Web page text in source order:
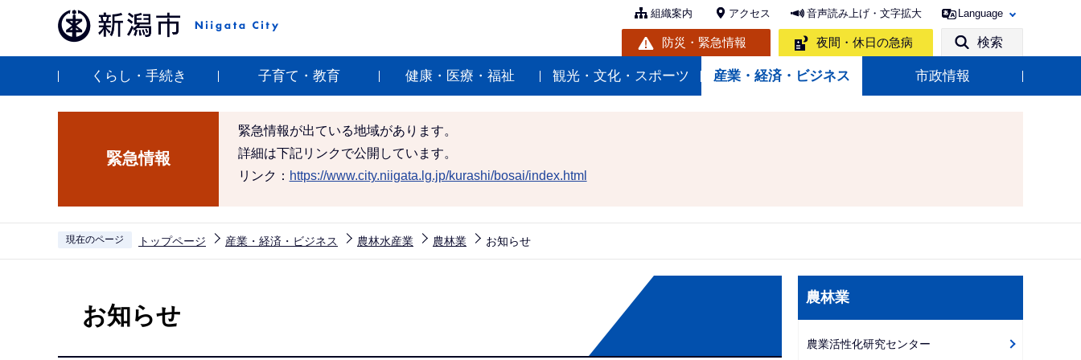
ペ
組織案内 アクセス 音声読み上げ・文字拡大 Language
防災・緊急情報 夜間・休日の急病 検索
くらし・手続き 子育て・教育 健康・医療・福祉 観光・文化・スポーツ 産業・経済・ビジネス 市政情報
緊急情報
緊急情報が出ている地域があります。
詳細は下記リンクで公開しています。
リンク： https://www.city.niigata.lg.jp/kurashi/bosai/index.html
現在のページ トップページ 産業・経済・ビジネス 農林水産業 農林業 お知らせ
お知らせ
ブ
ビ
農林業
農業活性化研究センター